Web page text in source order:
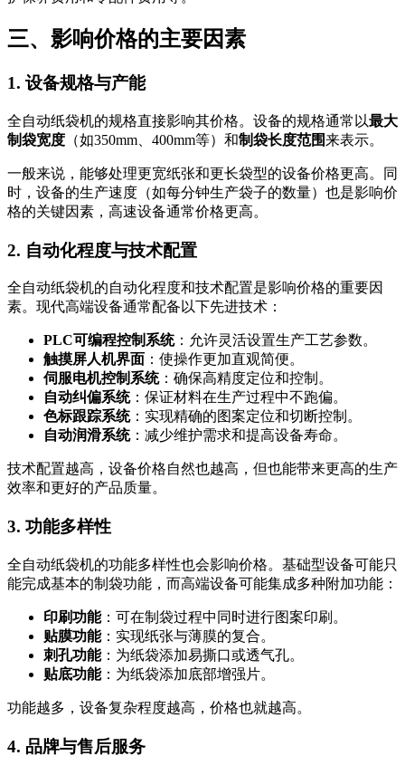
三、影响价格的主要因素
1. 设备规格与产能
全自动纸袋机的规格直接影响其价格。设备的规格通常以最大
制袋宽度 （如350mm、400mm等）和制袋长度范围来表示。
一般来说，能够处理更宽纸张和更长袋型的设备价格更高。同
时，设备的生产速度（如每分钟生产袋子的数量）也是影响价
格的关键因素，高速设备通常价格更高。
2. 自动化程度与技术配置
全自动纸袋机的自动化程度和技术配置是影响价格的重要因
素。现代高端设备通常配备以下先进技术：
PLC可编程控制系统：允许灵活设置生产工艺参数。
触摸屏人机界面 ：使操作更加直观简便。
伺服电机控制系统：确保高精度定位和控制。
自动纠偏系统：保证材料在生产过程中不跑偏。
色标跟踪系统：实现精确的图案定位和切断控制。
自动润滑系统：减少维护需求和提高设备寿命。
技术配置越高，设备价格自然也越高，但也能带来更高的生产
效率和更好的产品质量。
3. 功能多样性
全自动纸袋机的功能多样性也会影响价格。基础型设备可能只
能完成基本的制袋功能，而高端设备可能集成多种附加功能：
印刷功能：可在制袋过程中同时进行图案印刷。
贴膜功能：实现纸张与薄膜的复合。
刺孔功能：为纸袋添加易撕口或透气孔。
贴底功能：为纸袋添加底部增强片。
功能越多，设备复杂程度越高，价格也就越高。
4. 品牌与售后服务